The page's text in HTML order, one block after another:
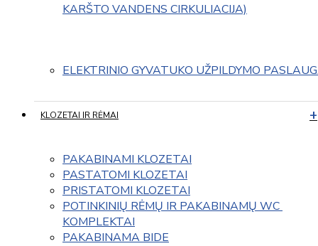
KARŠTO VANDENS CIRKULIACIJA)
ELEKTRINIO GYVATUKO UŽPILDYMO
KLOZETAI IR RĖMAI
PAKABINAMI KLOZETAI
PASTATOMI KLOZETAI
PRISTATOMI KLOZETAI
POTINKINIŲ RĖMŲ IR PAKABINAMŲ WC
KOMPLEKTAI
PAKABINAMA BIDE